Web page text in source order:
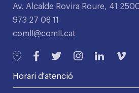
Av. Alcalde Rovira Roure, 41
973 27 08 11
comll@comll.cat
Horari d'atenció